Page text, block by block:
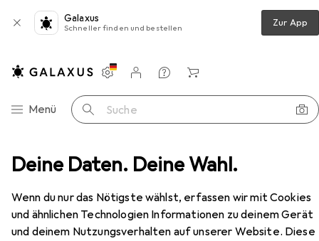
Deine Daten. Deine Wahl.
Wenn du nur das Nötigste wählst, erfassen wir mit Cookies
und ähnlichen Technologien Informationen zu deinem Gerät
und deinem Nutzungsverhalten auf unserer Website. Diese
Galaxus
Schneller finden und bestellen Zur App
Navigation nach Kategorien
Menü Suche
Einstellungen
Kundenkonto
Vergleichslisten
Merklisten
Warenkorb
Speicher USB Stick Kingston DataTraveler Micro